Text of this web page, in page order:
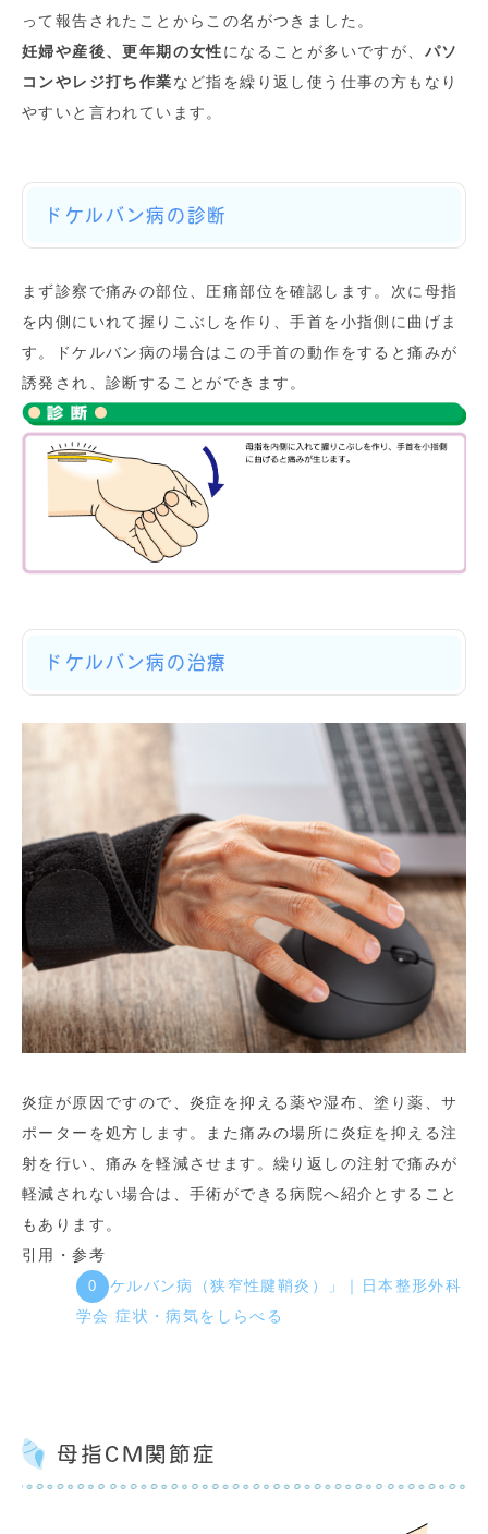
って報告されたことからこの名がつきました。
妊婦や産後、更年期の女性になることが多いですが、 パソ
コンやレジ打ち作業など指を繰り返し使う仕事の方もなり
やすいと言われています。
ドケルバン病の診断
まず診察で痛みの部位、圧痛部位を確認します。次に母指
を内側にいれて握りこぶしを作り、手首を小指側に曲げま
す。ドケルバン病の場合はこの手首の動作をすると痛みが
誘発され、診断することができます。
ドケルバン病の治療
炎症が原因ですので、炎症を抑える薬や湿布、塗り薬、サ
ポーターを処方します。また痛みの場所に炎症を抑える注
射を行い、痛みを軽減させます。繰り返しの注射で痛みが
軽減されない場合は、手術ができる病院へ紹介とすること
もあります。
引用・参考
「ドケルバン病（狭窄性腱鞘炎）」｜日本整形外科
学会 症状・病気をしらべる
母指CM関節症